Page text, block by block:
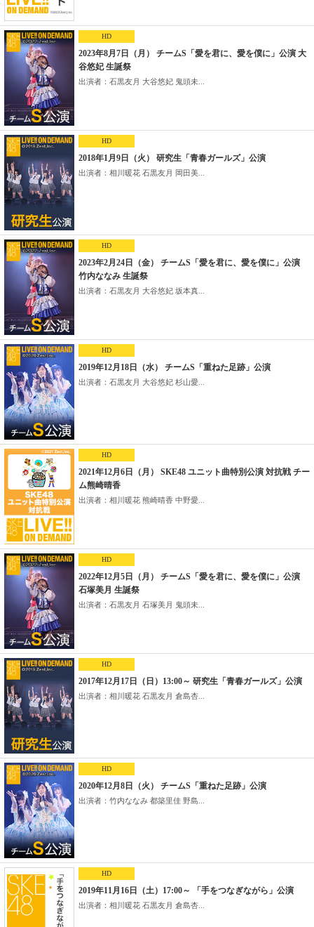
HD
2023年8月7日（月） チームS「愛を君に、愛を僕に」公演 大
谷悠妃 生誕祭
出演者：石黒友月 大谷悠妃 鬼頭未...
HD
2018年1月9日（火） 研究生「青春ガールズ」公演
出演者：相川暖花 石黒友月 岡田美...
HD
2023年2月24日（金） チームS「愛を君に、愛を僕に」公演
竹内ななみ 生誕祭
出演者：石黒友月 大谷悠妃 坂本真...
HD
2019年12月18日（水） チームS「重ねた足跡」公演
出演者：石黒友月 大谷悠妃 杉山愛...
HD
2021年12月6日（月） SKE48 ユニット曲特別公演 対抗戦 チー
ム熊崎晴香
出演者：相川暖花 熊崎晴香 中野愛...
HD
2022年12月5日（月） チームS「愛を君に、愛を僕に」公演
石塚美月 生誕祭
出演者：石黒友月 石塚美月 鬼頭未...
HD
2017年12月17日（日）13:00～ 研究生「青春ガールズ」公演
出演者：相川暖花 石黒友月 倉島杏...
HD
2020年12月8日（火） チームS「重ねた足跡」公演
出演者：竹内ななみ 都築里佳 野島...
HD
2019年11月16日（土）17:00～ 「手をつなぎながら」公演
出演者：相川暖花 石黒友月 倉島杏...